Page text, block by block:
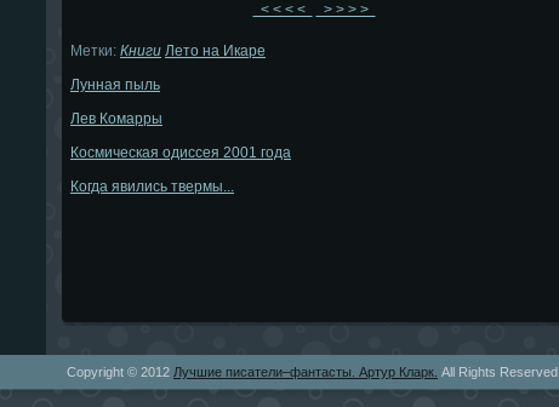
< < < < > > > >
Метки: Книги Лето на Икаре
Лунная пыль
Лев Комарры
Космическая одиссея 2001 года
Когда явились твермы...
Copyright © 2012 Лучшие писатели–фантасты. Артур Кларк. All Rights Reserved.